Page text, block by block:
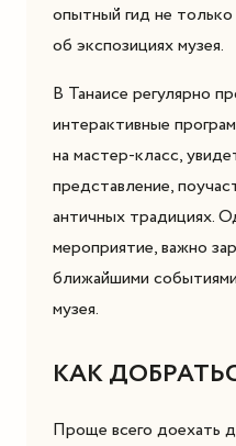
опытный гид не
об экспозициях музея.
В Танаисе регулярно
интерактивные
на мастер-класс,
представление,
античных традициях.
мероприятие, важно
ближайшими
музея.
КАК
Проще всего доехать